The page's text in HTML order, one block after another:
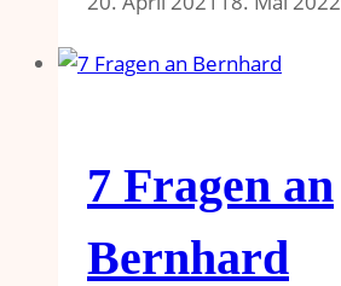
7 Fragen an
Bernhard